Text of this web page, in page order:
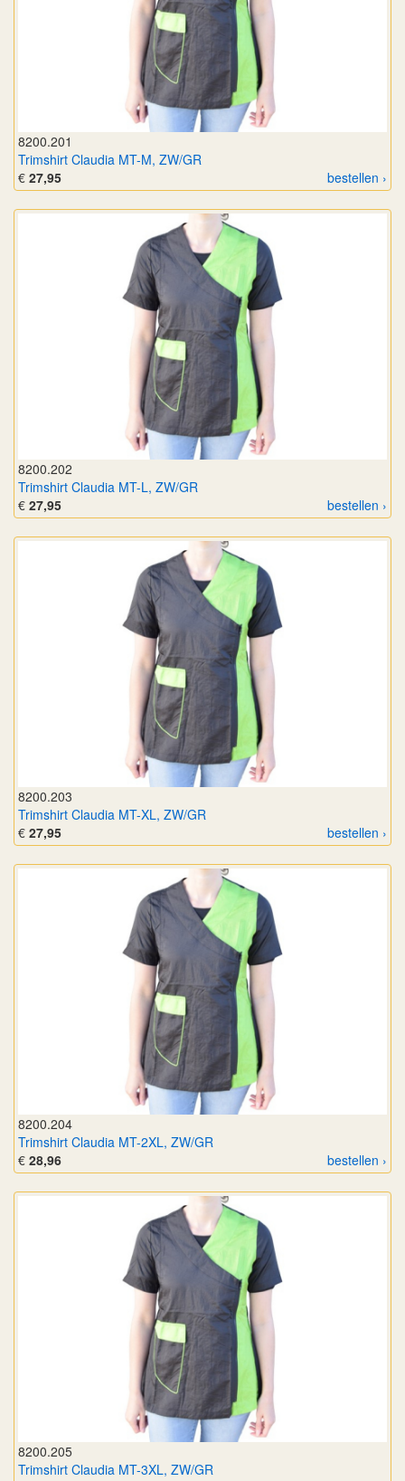
8200.201
Trimshirt Claudia MT-M, ZW/GR
bestellen ›
€ 27,95
8200.202
Trimshirt Claudia MT-L, ZW/GR
bestellen ›
€ 27,95
8200.203
Trimshirt Claudia MT-XL, ZW/GR
bestellen ›
€ 27,95
8200.204
Trimshirt Claudia MT-2XL, ZW/GR
bestellen ›
€ 28,96
8200.205
Trimshirt Claudia MT-3XL, ZW/GR